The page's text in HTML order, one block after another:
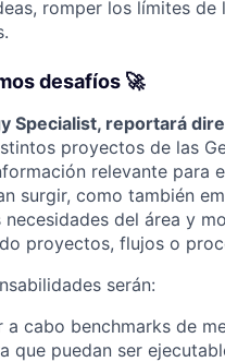
romper los límites
desafíos 🚀
Specialist, reportará
proyectos de las
relevante para
surgir, como también
necesidades del área y
proyectos, flujos o
serán:
a cabo benchmarks de
que puedan ser